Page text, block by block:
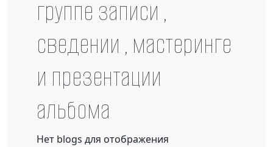
группе записи ,
сведении , мастеринге
и презентации
альбома
Нет blogs для отображения